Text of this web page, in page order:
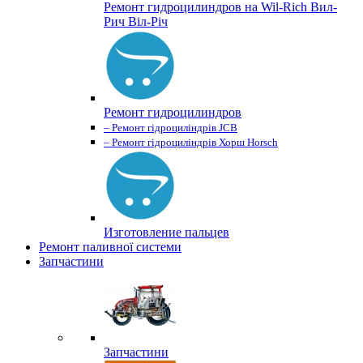
Ремонт гидроцилиндров на Wil-Rich Вил-
Рич Віл-Річ
Ремонт гидроцилиндров
– Ремонт гідроциліндрів JCB
– Ремонт гідроциліндрів Хорш Horsch
Изготовление пальцев
Ремонт паливної системи
Запчастини
Запчастини